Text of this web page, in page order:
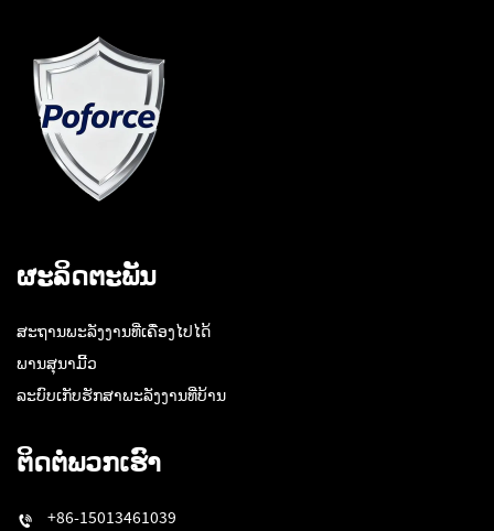
ຜະລິດຕະພັນ
ສະຖານພະລັງງານທີ່ເຄື່ອງໄປໄດ້
ພານສຸນາມີ້ວ
ລະບົບເກັບຮັກສາພະລັງງານທີ່ບ້ານ
ຕິດຕໍ່ພວກເຮົາ
+86-15013461039